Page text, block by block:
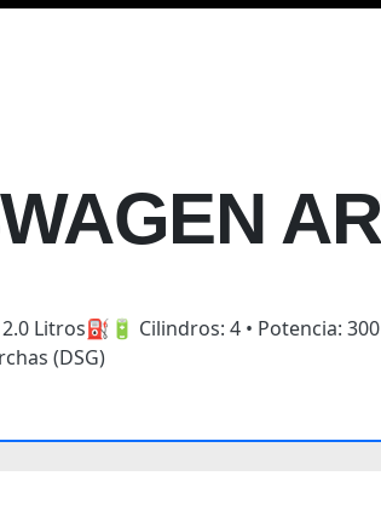
Litros⛽️🔋 Cilindros: 4 • Potencia:
(DSG)